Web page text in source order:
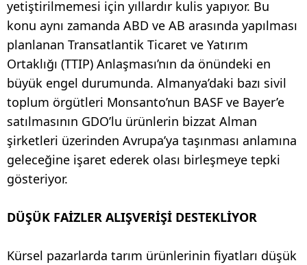
yetiştirilmemesi için yıllardır kulis yapıyor. Bu
konu aynı zamanda ABD ve AB arasında yapılması
planlanan Transatlantik Ticaret ve Yatırım
Ortaklığı (TTIP) Anlaşması’nın da önündeki en
büyük engel durumunda. Almanya’daki bazı sivil
toplum örgütleri Monsanto’nun BASF ve Bayer’e
satılmasının GDO’lu ürünlerin bizzat Alman
şirketleri üzerinden Avrupa’ya taşınması anlamına
geleceğine işaret ederek olası birleşmeye tepki
gösteriyor.
DÜŞÜK FAİZLER ALIŞVERİŞİ DESTEKLİYOR
Kürsel pazarlarda tarım ürünlerinin fiyatları düşük